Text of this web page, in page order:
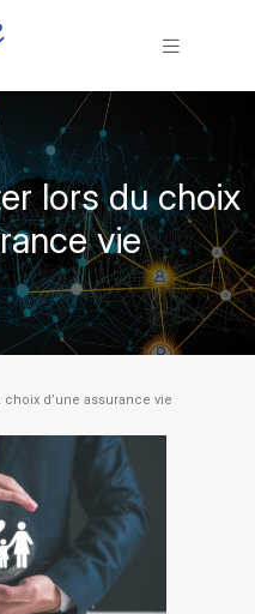
lors du choix
vie
d’une assurance vie